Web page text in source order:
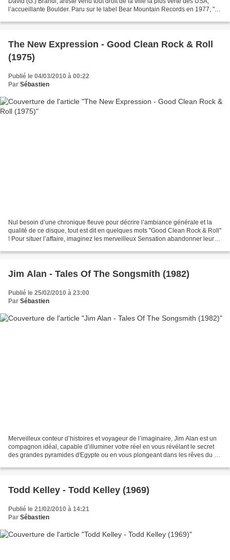
l’accueillante Boulder. Paru sur le label Bear Mountain Records en 1977, "All
The New Expression - Good Clean Rock & Roll
(1975)
Publié le 04/03/2010 à 00:22
Par Sébastien
Nul besoin d’une chronique fleuve pour décrire l’ambiance générale et la
qualité de ce disque, tout est dit en quelques mots "Good Clean Rock & Roll"
! Pour situer l’affaire, imaginez les merveilleux Sensation abandonner leur
Jim Alan - Tales Of The Songsmith (1982)
Publié le 25/02/2010 à 23:00
Par Sébastien
Merveilleux conteur d’histoires et voyageur de l’imaginaire, Jim Alan est un
compagnon idéal, capable d’illuminer votre réel en vous révélant le secret
des grandes pyramides d'Egypte ou en vous plongeant dans les rêves du roi
Todd Kelley - Todd Kelley (1969)
Publié le 21/02/2010 à 14:21
Par Sébastien